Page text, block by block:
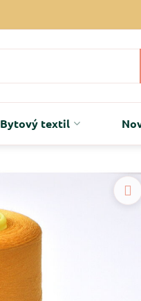
Bytový textil